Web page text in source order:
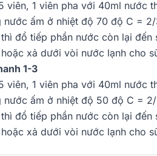
viên, 1 viên pha với 40ml nước
nước ấm ở nhiệt độ 70 độ C =
đổ tiếp phần nước còn lại đến
xả dưới vòi nước lạnh cho
1-3
viên, 1 viên pha với 40ml nước
nước ấm ở nhiệt độ 50 độ C =
đổ tiếp phần nước còn lại đến
xả dưới vòi nước lạnh cho